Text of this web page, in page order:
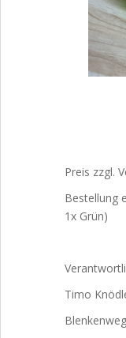
Preis zzgl.
Bestellung
1x Grün)
Timo